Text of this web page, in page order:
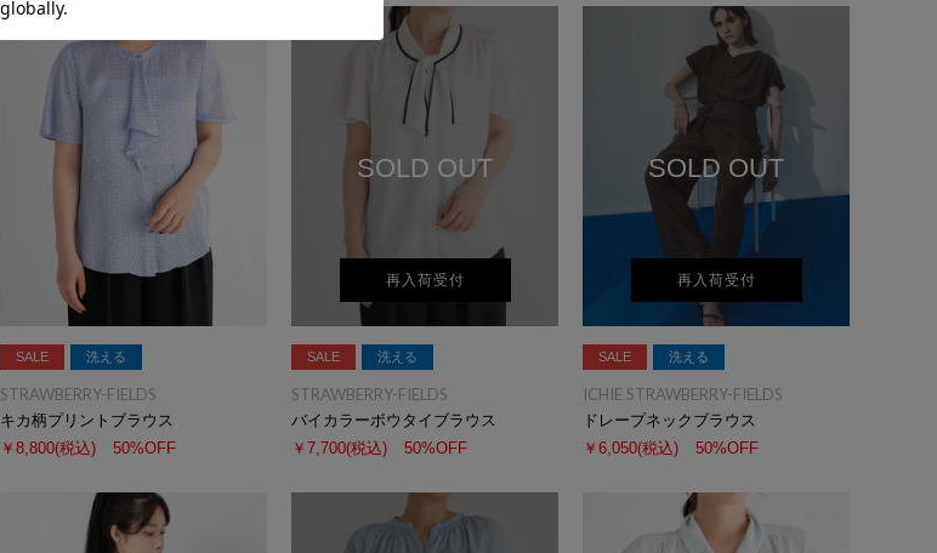
SALE 洗える
STRAWBERRY-FIELDS
キカ柄プリントブラウス
￥8,800(税込) 50%OFF
SOLD OUT
再入荷受付
SALE 洗える
STRAWBERRY-FIELDS
バイカラーボウタイブラウス
￥7,700(税込) 50%OFF
SOLD OUT
再入荷受付
SALE 洗える
ICHIE STRAWBERRY-FIELDS
ドレープネックブラウス
￥6,050(税込) 50%OFF